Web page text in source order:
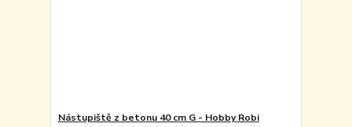
Nástupiště z betonu 40 cm G - Hobby Robi